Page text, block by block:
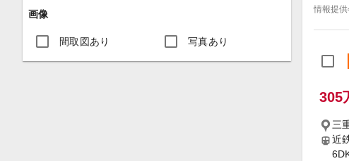
画像
間取図あり 写真あり
情報提
305
三
近